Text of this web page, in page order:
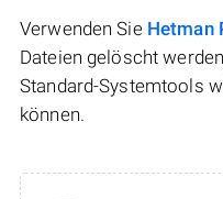
Verwenden Sie Hetman
Dateien gelöscht
Standard-Systemtools
können.